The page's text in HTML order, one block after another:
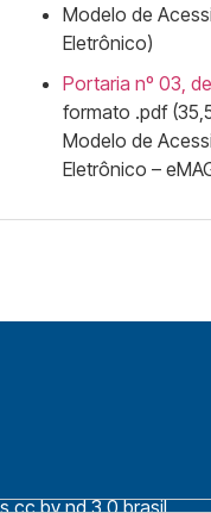
Modelo de
Eletrônico)
Portaria nº 03,
formato .pdf
Modelo de
Eletrônico –
cc by nd 3.0 brasil